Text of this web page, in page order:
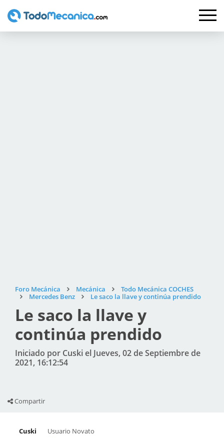
Foro Mecánica Mecánica
Todo Mecánica COCHES
Mercedes Benz
Le saco la llave y continúa prendido
Le saco la llave y
continúa prendido
Iniciado por Cuski el Jueves, 02 de Septiembre de
2021, 16:12:54
Compartir
Cuski Usuario Novato